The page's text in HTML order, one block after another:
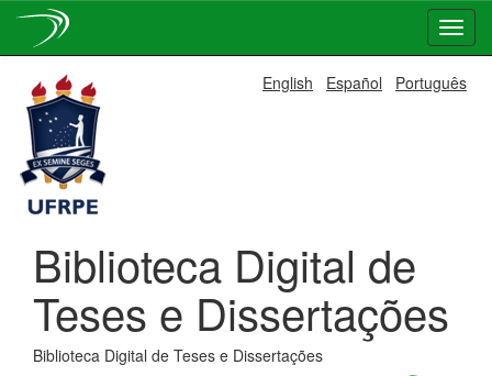
navigation
English Español Português
Biblioteca Digital de
Teses e Dissertações
Biblioteca Digital de Teses e Dissertações